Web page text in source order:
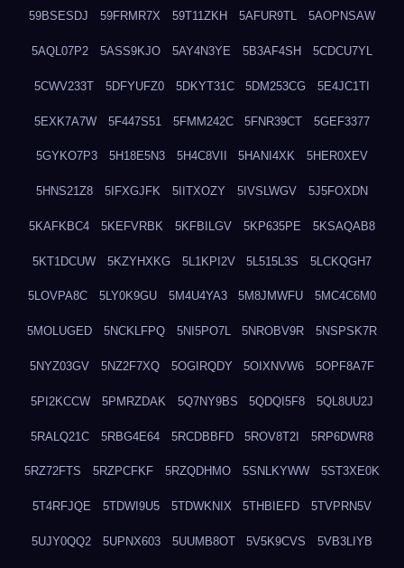
59BSESDJ 59FRMR7X 59T11ZKH 5AFUR9TL 5AOPNSAW
5AQL07P2 5ASS9KJO 5AY4N3YE 5B3AF4SH 5CDCU7YL
5CWV233T 5DFYUFZ0 5DKYT31C 5DM253CG 5E4JC1TI
5EXK7A7W 5F447S51 5FMM242C 5FNR39CT 5GEF3377
5GYKO7P3 5H18E5N3 5H4C8VII 5HANI4XK 5HER0XEV
5HNS21Z8 5IFXGJFK 5IITXOZY 5IVSLWGV 5J5FOXDN
5KAFKBC4 5KEFVRBK 5KFBILGV 5KP635PE 5KSAQAB8
5KT1DCUW 5KZYHXKG 5L1KPI2V 5L515L3S 5LCKQGH7
5LOVPA8C 5LY0K9GU 5M4U4YA3 5M8JMWFU 5MC4C6M0
5MOLUGED 5NCKLFPQ 5NI5PO7L 5NROBV9R 5NSPSK7R
5NYZ03GV 5NZ2F7XQ 5OGIRQDY 5OIXNVW6 5OPF8A7F
5PI2KCCW 5PMRZDAK 5Q7NY9BS 5QDQI5F8 5QL8UU2J
5RALQ21C 5RBG4E64 5RCDBBFD 5ROV8T2I 5RP6DWR8
5RZ72FTS 5RZPCFKF 5RZQDHMO 5SNLKYWW 5ST3XE0K
5T4RFJQE 5TDWI9U5 5TDWKNIX 5THBIEFD 5TVPRN5V
5UJY0QQ2 5UPNX603 5UUMB8OT 5V5K9CVS 5VB3LIYB